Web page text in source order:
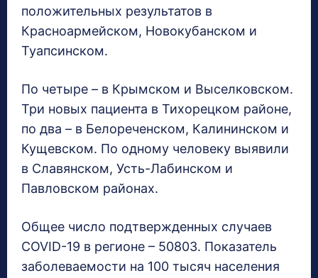
положительных результатов в
Красноармейском, Новокубанском и
Туапсинском.
По четыре – в Крымском и Выселковском.
Три новых пациента в Тихорецком районе,
по два – в Белореченском, Калининском и
Кущевском. По одному человеку выявили
в Славянском, Усть-Лабинском и
Павловском районах.
Общее число подтвержденных случаев
COVID-19 в регионе – 50803. Показатель
заболеваемости на 100 тысяч населения